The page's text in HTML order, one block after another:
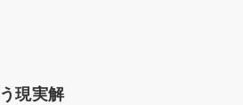
現実解